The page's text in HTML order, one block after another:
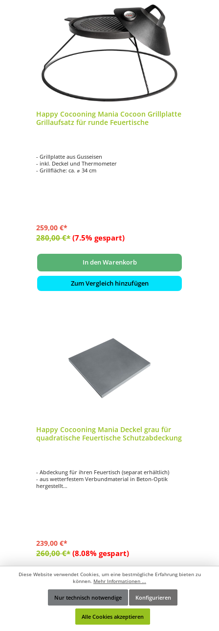
Happy Cocooning Mania Cocoon Grillplatte
Grillaufsatz für runde Feuertische
- Grillplatte aus Gusseisen
- inkl. Deckel und Thermometer
- Grillfläche: ca. ⌀ 34 cm
259,00 €*
280,00 €* (7.5% gespart)
In den Warenkorb
Zum Vergleich hinzufügen
Happy Cocooning Mania Deckel grau für
quadratische Feuertische Schutzabdeckung
- Abdeckung für ihren Feuertisch (separat erhältlich)
- aus wetterfestem Verbundmaterial in Beton-Optik
hergestellt
239,00 €*
260,00 €* (8.08% gespart)
In den Warenkorb
Zum Vergleich hinzufügen
Werkzeugleiste anzeigen
Diese Website verwendet Cookies, um eine bestmögliche Erfahrung bieten zu
können. Mehr Informationen ...
Nur technisch notwendige Konfigurieren
Alle Cookies akzeptieren